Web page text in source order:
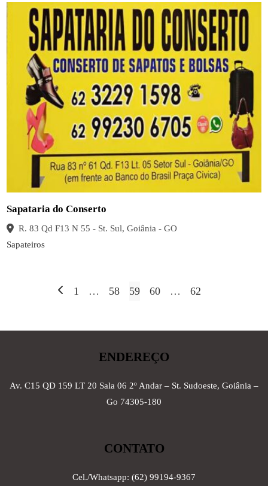
Sapataria do Conserto
R. 83 Qd F13 N 55 - St. Sul, Goiânia - GO
Sapateiros
1 … 58 59 60 … 62
ENDEREÇO
Av. C15 QD 159 LT 20 Sala 06 2º Andar – St. Sudoeste, Goiânia –
Go 74305-180
CONTATO
Cel./Whatsapp: (62) 99194-9367